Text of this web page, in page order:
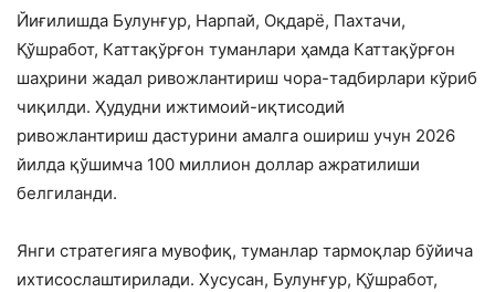
Йиғилишда Булунғур, Нарпай, Оқдарё, Пахтачи,
Қўшработ, Каттақўрғон туманлари ҳамда Каттақўрғон
шаҳрини жадал ривожлантириш чора-тадбирлари кўриб
чиқилди. Ҳудудни ижтимоий-иқтисодий
ривожлантириш дастурини амалга ошириш учун 2026
йилда қўшимча 100 миллион доллар ажратилиши
белгиланди.
Янги стратегияга мувофиқ, туманлар тармоқлар бўйича
ихтисослаштирилади. Хусусан, Булунғур, Қўшработ,